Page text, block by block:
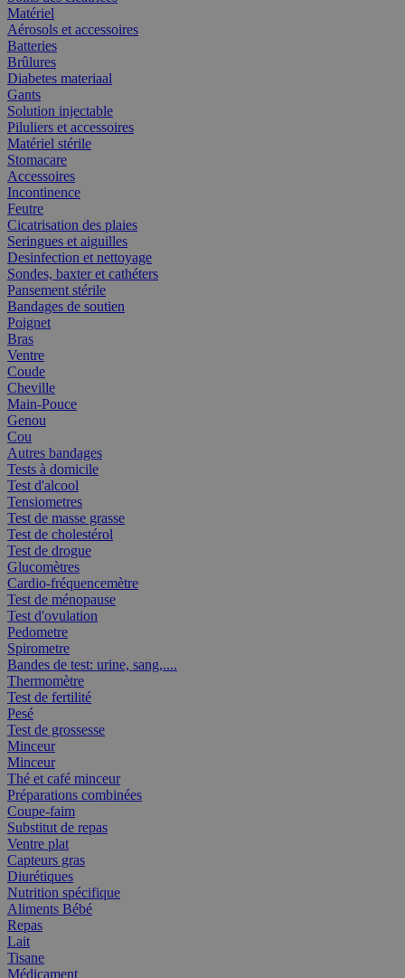
Matériel
Aérosols et accessoires
Batteries
Brûlures
Diabetes materiaal
Gants
Solution injectable
Piluliers et accessoires
Matériel stérile
Stomacare
Accessoires
Incontinence
Feutre
Cicatrisation des plaies
Seringues et aiguilles
Desinfection et nettoyage
Sondes, baxter et cathéters
Pansement stérile
Bandages de soutien
Poignet
Bras
Ventre
Coude
Cheville
Main-Pouce
Genou
Cou
Autres bandages
Tests à domicile
Test d'alcool
Tensiometres
Test de masse grasse
Test de cholestérol
Test de drogue
Glucomètres
Cardio-fréquencemètre
Test de ménopause
Test d'ovulation
Pedometre
Spirometre
Bandes de test: urine, sang,....
Thermomètre
Test de fertilité
Pesé
Test de grossesse
Minceur
Minceur
Thé et café minceur
Préparations combinées
Coupe-faim
Substitut de repas
Ventre plat
Capteurs gras
Diurétiques
Nutrition spécifique
Aliments Bébé
Repas
Lait
Tisane
Médicament